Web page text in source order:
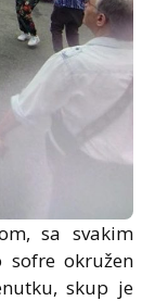
sa svakim
sofre okružen
skup je